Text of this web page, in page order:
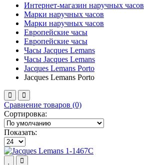
Интернет-магазин наручных часов
Марки наручных часов
Марки наручных часов
Европейские часы
Европейские часы
Часы Jacques Lemans
Часы Jacques Lemans
Jacques Lemans Porto
Jacques Lemans Porto
Сравнение товаров (0)
Сортировка:
Показать: